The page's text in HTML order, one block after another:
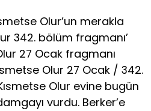
Olur’un merakla
342. bölüm fragmanı’
27 Ocak fragmanı
Olur 27 Ocak / 342.
Olur evine bugün
vurdu. Berker’e